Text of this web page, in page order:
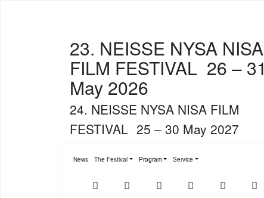
23. NEISSE NYSA NISA
FILM FESTIVAL 26 – 31
May 2026
24. NEISSE NYSA NISA FILM
FESTIVAL 25 – 30 May 2027
News The Festival
Submenu for "The Festival"
Program
Submenu for "Program"
Service
Submenu for "Service"
Youtube Facebook